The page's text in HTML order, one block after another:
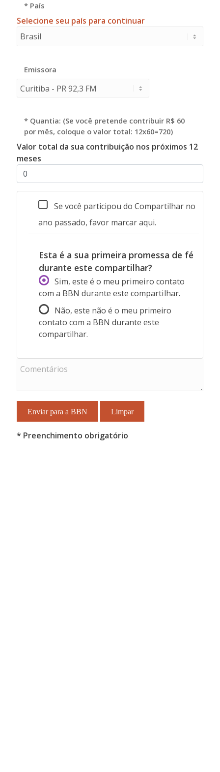
* País
Selecione seu país para continuar
Emissora
* Quantia: (Se você pretende contribuir R$ 60
por mês, coloque o valor total: 12x60=720)
Valor total da sua contribuição nos próximos 12
meses
Se você participou do Compartilhar no
ano passado, favor marcar aqui.
Esta é a sua primeira promessa de fé
durante este compartilhar?
Sim, este é o meu primeiro contato
com a BBN durante este compartilhar.
Não, este não é o meu primeiro
contato com a BBN durante este
compartilhar.
* Preenchimento obrigatório